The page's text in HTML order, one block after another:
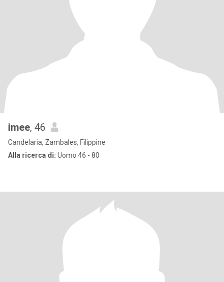
imee, 46
Candelaria, Zambales, Filippine
Alla ricerca di: Uomo 46 - 80